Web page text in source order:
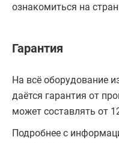
ознакомиться на
Гарантия
На всё оборудование
даётся гарантия от
может составлять от
Подробнее с